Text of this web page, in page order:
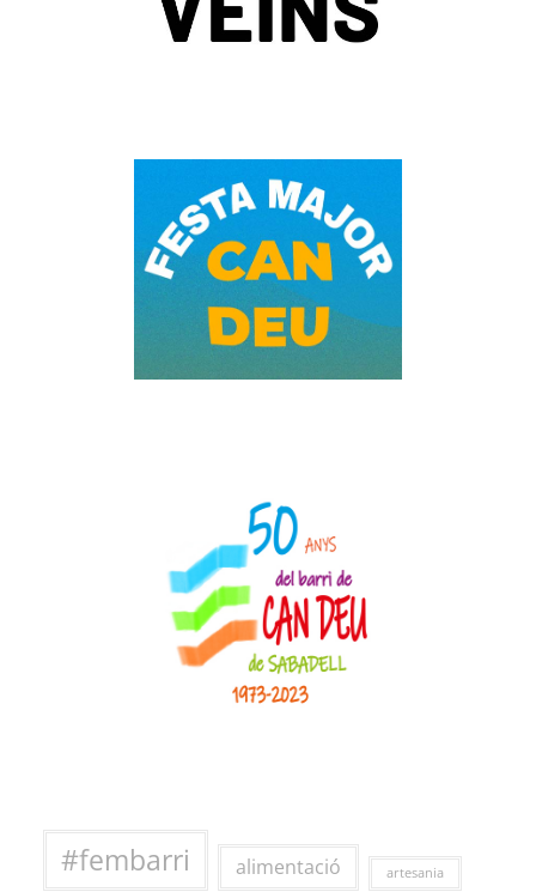
#fembarri alimentació artesania